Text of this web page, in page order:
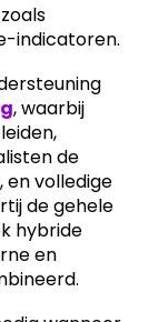
indicatoren.
, waarbij
de
volledige
de gehele
hybride
en